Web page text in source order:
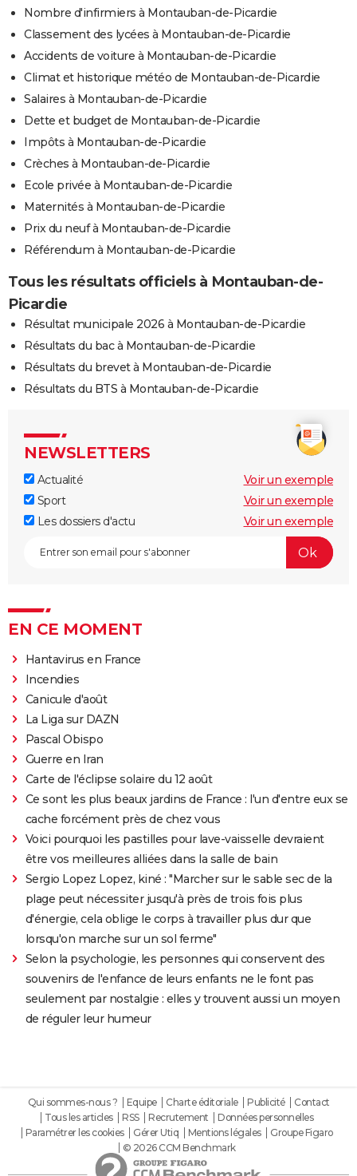
Nombre d'infirmiers à Montauban-de-Picardie
Classement des lycées à Montauban-de-Picardie
Accidents de voiture à Montauban-de-Picardie
Climat et historique météo de Montauban-de-Picardie
Salaires à Montauban-de-Picardie
Dette et budget de Montauban-de-Picardie
Impôts à Montauban-de-Picardie
Crèches à Montauban-de-Picardie
Ecole privée à Montauban-de-Picardie
Maternités à Montauban-de-Picardie
Prix du neuf à Montauban-de-Picardie
Référendum à Montauban-de-Picardie
Tous les résultats officiels à Montauban-de-
Picardie
Résultat municipale 2026 à Montauban-de-Picardie
Résultats du bac à Montauban-de-Picardie
Résultats du brevet à Montauban-de-Picardie
Résultats du BTS à Montauban-de-Picardie
NEWSLETTERS
Actualité
Voir un exemple
Sport
Voir un exemple
Les dossiers d'actu
Voir un exemple
EN CE MOMENT
Hantavirus en France
Incendies
Canicule d'août
La Liga sur DAZN
Pascal Obispo
Guerre en Iran
Carte de l'éclipse solaire du 12 août
Ce sont les plus beaux jardins de France : l'un d'entre eux se
cache forcément près de chez vous
Voici pourquoi les pastilles pour lave-vaisselle devraient
être vos meilleures alliées dans la salle de bain
Sergio Lopez Lopez, kiné : "Marcher sur le sable sec de la
plage peut nécessiter jusqu'à près de trois fois plus
d'énergie, cela oblige le corps à travailler plus dur que
lorsqu'on marche sur un sol ferme"
Selon la psychologie, les personnes qui conservent des
souvenirs de l'enfance de leurs enfants ne le font pas
seulement par nostalgie : elles y trouvent aussi un moyen
de réguler leur humeur
Qui sommes-nous ? Equipe Charte éditoriale Publicité
Contact
Tous les articles
RSS Recrutement
Données personnelles
Paramétrer les cookies
Gérer Utiq Mentions légales
Groupe Figaro
© 2026 CCM Benchmark